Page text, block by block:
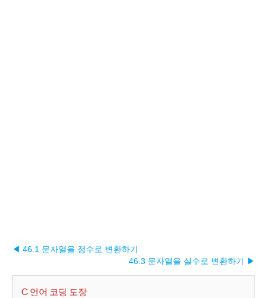
◀ 46.1 문자열을 정수로 변환하기
46.3 문자열을 실수로 변환하기 ▶︎
C 언어 코딩 도장